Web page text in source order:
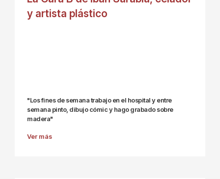
y artista plástico
"Los fines de semana trabajo en el hospital y entre
semana pinto, dibujo cómic y hago grabado sobre
madera"
Ver más